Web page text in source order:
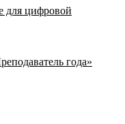
для цифровой
года»